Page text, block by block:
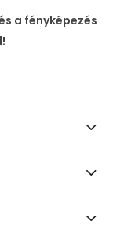
a fényképezés